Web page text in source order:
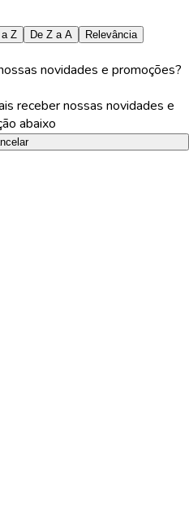
a Z De Z a A Relevância
novidades e promoções?
receber nossas novidades e
abaixo